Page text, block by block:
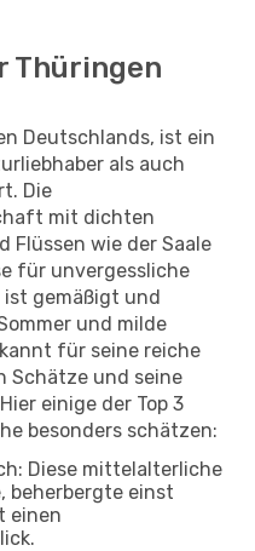
Thüringen
Deutschlands, ist ein
als auch
Die
mit dichten
Flüssen wie der Saale
für unvergessliche
ist gemäßigt und
und milde
für seine reiche
Schätze und seine
einige der Top 3
besonders schätzen:
Diese mittelalterliche
beherbergte einst
einen